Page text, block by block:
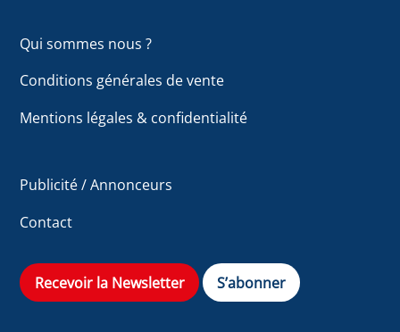
Qui sommes nous ?
Conditions générales de vente
Mentions légales & confidentialité
Publicité / Annonceurs
Contact
Recevoir la Newsletter S’abonner